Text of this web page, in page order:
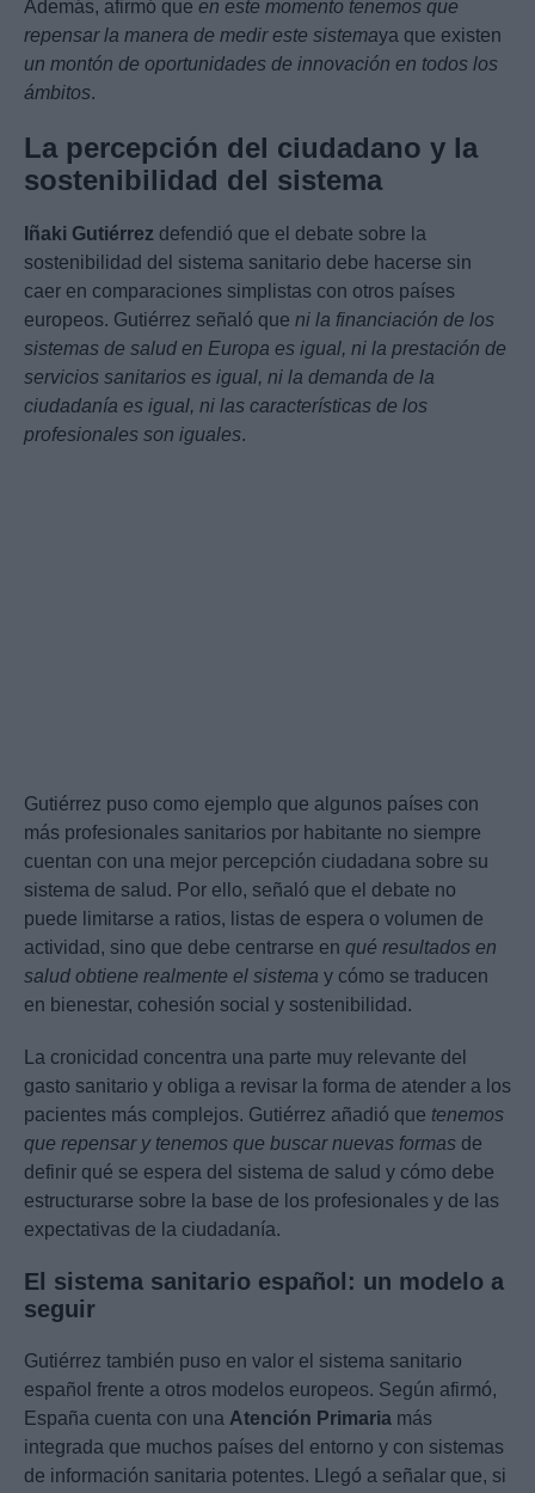
Además, afirmó que en este momento tenemos que
repensar la manera de medir este sistemaya que existen
un montón de oportunidades de innovación en todos los
ámbitos.
La percepción del ciudadano y la
sostenibilidad del sistema
Iñaki Gutiérrez defendió que el debate sobre la
sostenibilidad del sistema sanitario debe hacerse sin
caer en comparaciones simplistas con otros países
europeos. Gutiérrez señaló que ni la financiación de los
sistemas de salud en Europa es igual, ni la prestación de
servicios sanitarios es igual, ni la demanda de la
ciudadanía es igual, ni las características de los
profesionales son iguales.
Gutiérrez puso como ejemplo que algunos países con
más profesionales sanitarios por habitante no siempre
cuentan con una mejor percepción ciudadana sobre su
sistema de salud. Por ello, señaló que el debate no
puede limitarse a ratios, listas de espera o volumen de
actividad, sino que debe centrarse en qué resultados en
salud obtiene realmente el sistema y cómo se traducen
en bienestar, cohesión social y sostenibilidad.
La cronicidad concentra una parte muy relevante del
gasto sanitario y obliga a revisar la forma de atender a los
pacientes más complejos. Gutiérrez añadió que tenemos
que repensar y tenemos que buscar nuevas formas de
definir qué se espera del sistema de salud y cómo debe
estructurarse sobre la base de los profesionales y de las
expectativas de la ciudadanía.
El sistema sanitario español: un modelo a
seguir
Gutiérrez también puso en valor el sistema sanitario
español frente a otros modelos europeos. Según afirmó,
España cuenta con una Atención Primaria más
integrada que muchos países del entorno y con sistemas
de información sanitaria potentes. Llegó a señalar que, si